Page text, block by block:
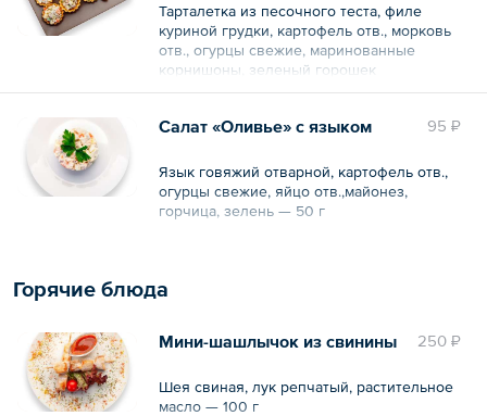
Тарталетка из песочного теста, филе
куриной грудки, картофель отв., морковь
отв., огурцы свежие, маринованные
корнишоны, зеленый горошек
консервированный, майонез, горчица,
95 ₽
Салат «Оливье» с языком
Язык говяжий отварной, картофель отв.,
огурцы свежие, яйцо отв.,майонез,
горчица, зелень — 50 г
Горячие блюда
250 ₽
Мини-шашлычок из свинины
Шея свиная, лук репчатый, растительное
масло — 100 г